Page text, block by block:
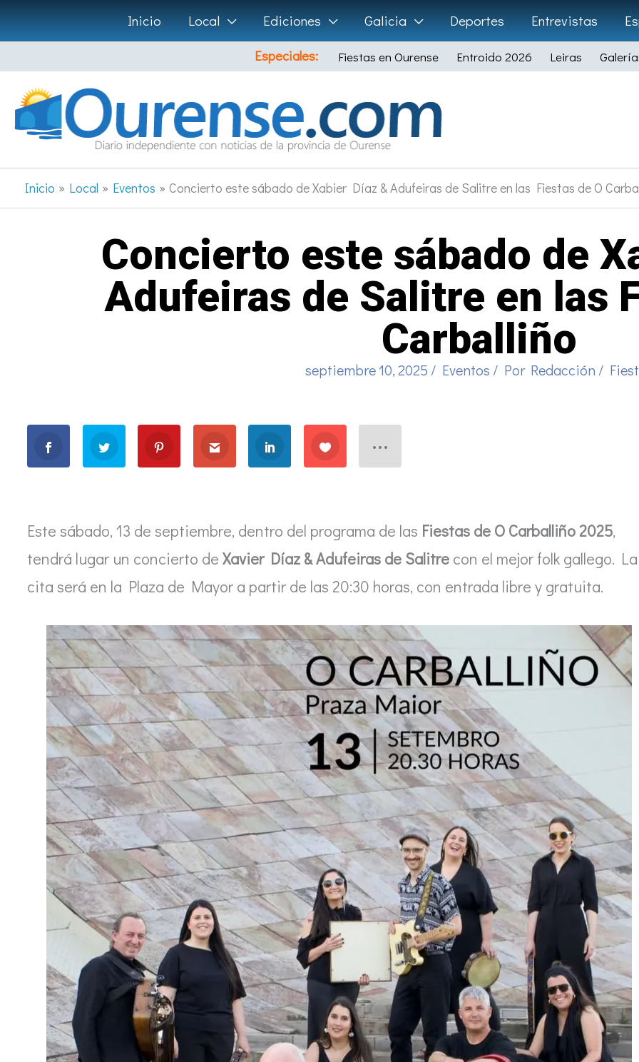
Ir
al
contenido
Inicio Local Ediciones Galicia Deportes Entrevistas
Especiales:
Fiestas en Ourense Entroido 2026 Leiras
Inicio Local Eventos Concierto este sábado de Xabier Díaz & Adufeiras de Salitre en las Fiestas de O
Concierto este sábado de
Adufeiras de Salitre en las
Carballiño
septiembre 10, 2025 / Eventos / Por Redacción /
Este sábado, 13 de septiembre, dentro del programa de las Fiestas de O Carballiño 2025,
tendrá lugar un concierto de Xavier Díaz & Adufeiras de Salitre con el mejor folk gallego. La
cita será en la Plaza de Mayor a partir de las 20:30 horas, con entrada libre y gratuita.